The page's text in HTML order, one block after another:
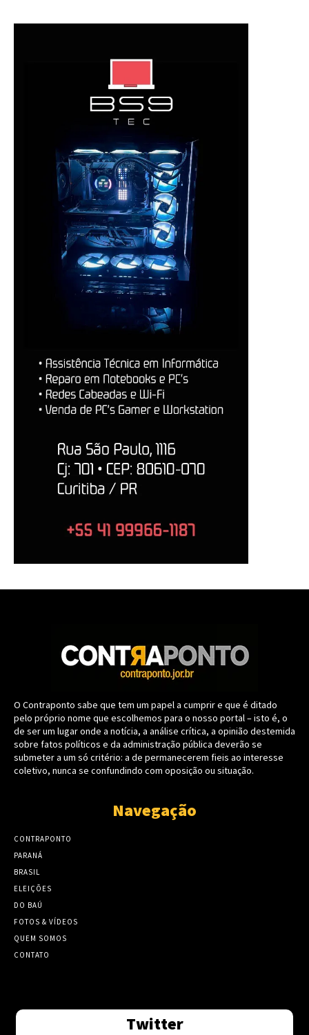
O Contraponto sabe que tem um papel a cumprir e que é ditado
pelo próprio nome que escolhemos para o nosso portal – isto é, o
de ser um lugar onde a notícia, a análise crítica, a opinião destemida
sobre fatos políticos e da administração pública deverão se
submeter a um só critério: a de permanecerem fieis ao interesse
coletivo, nunca se confundindo com oposição ou situação.
Navegação
CONTRAPONTO
PARANÁ
BRASIL
ELEIÇÕES
DO BAÚ
FOTOS & VÍDEOS
QUEM SOMOS
CONTATO
Twitter